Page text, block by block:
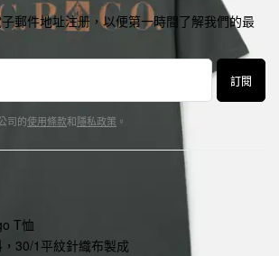
郵件地址注册，以便第一時間了解我們的最
訂閱
司的使用條款和隱私政策 。
T恤
30/1平紋針織布製成